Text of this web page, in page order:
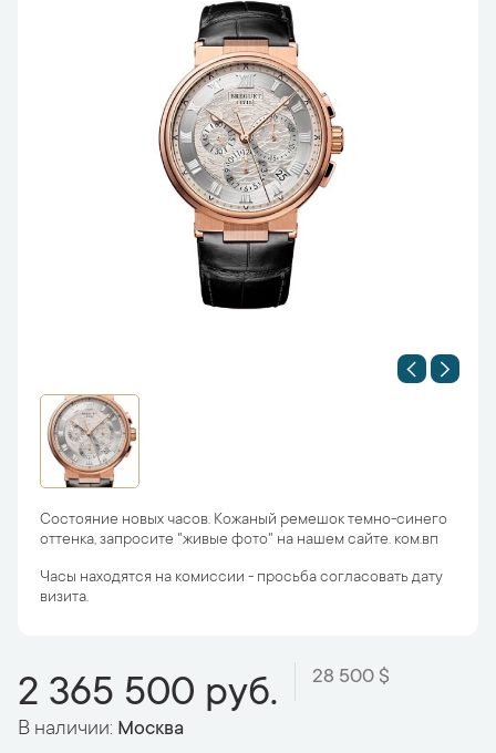
Состояние новых часов. Кожаный ремешок темно-синего
оттенка, запросите "живые фото" на нашем сайте. ком.вп
Часы находятся на комиссии - просьба согласовать дату
визита.
2 365 500 руб. 28 500 $
В наличии: Москва